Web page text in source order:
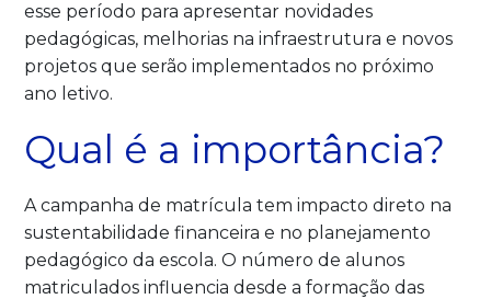
esse período para apresentar novidades
pedagógicas, melhorias na infraestrutura e novos
projetos que serão implementados no próximo
ano letivo.
Qual é a importância?
A campanha de matrícula tem impacto direto na
sustentabilidade financeira e no planejamento
pedagógico da escola. O número de alunos
matriculados influencia desde a formação das